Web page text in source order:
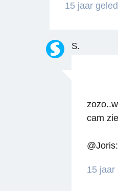
15 jaar
S.
cam
@Joris:
15 jaar